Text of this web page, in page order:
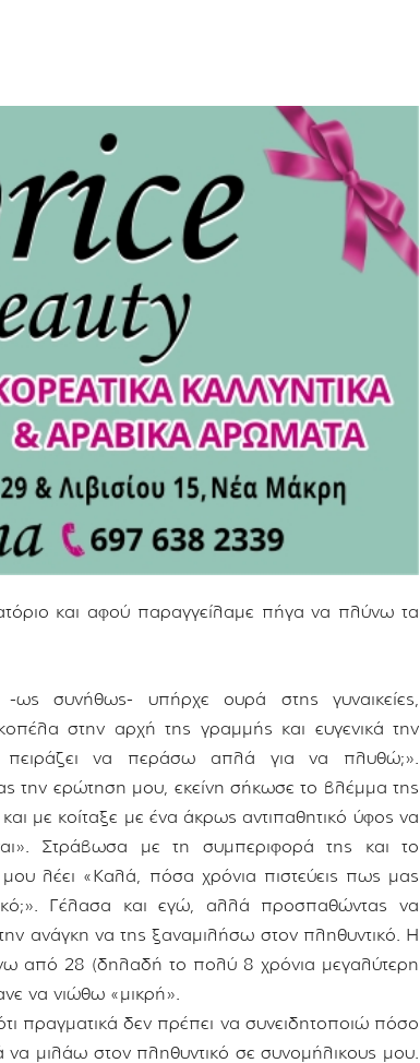
και αφού παραγγείλαμε πήγα να πλύνω τα
-ως συνήθως- υπήρχε ουρά στης γυναικείες,
στην αρχή της γραμμής και ευγενικά την
να περάσω απλά για να πλυθώ;».
την ερώτηση μου, εκείνη σήκωσε το βλέμμα της
με κοίταξε με ένα άκρως αντιπαθητικό ύφος να
Στράβωσα με τη συμπεριφορά της και το
μου λέει «Καλά, πόσα χρόνια πιστεύεις πως μας
Γέλασα και εγώ, αλλά προσπαθώντας να
ανάγκη να της ξαναμιλήσω στον πληθυντικό. Η
από 28 (δηλαδή το πολύ 8 χρόνια μεγαλύτερη
να νιώθω «μικρή».
πραγματικά δεν πρέπει να συνειδητοποιώ πόσο
μιλάω στον πληθυντικό σε συνομήλικους μου.